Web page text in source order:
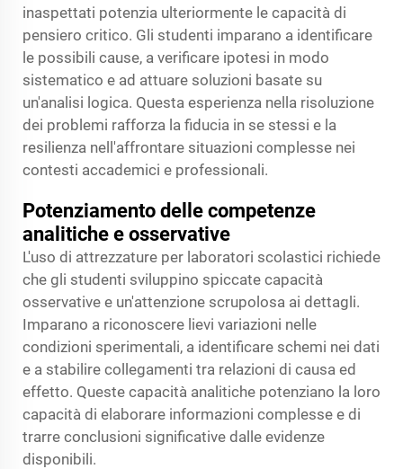
inaspettati potenzia ulteriormente le capacità di
pensiero critico. Gli studenti imparano a identificare
le possibili cause, a verificare ipotesi in modo
sistematico e ad attuare soluzioni basate su
un'analisi logica. Questa esperienza nella risoluzione
dei problemi rafforza la fiducia in se stessi e la
resilienza nell'affrontare situazioni complesse nei
contesti accademici e professionali.
Potenziamento delle competenze
analitiche e osservative
L'uso di attrezzature per laboratori scolastici richiede
che gli studenti sviluppino spiccate capacità
osservative e un'attenzione scrupolosa ai dettagli.
Imparano a riconoscere lievi variazioni nelle
condizioni sperimentali, a identificare schemi nei dati
e a stabilire collegamenti tra relazioni di causa ed
effetto. Queste capacità analitiche potenziano la loro
capacità di elaborare informazioni complesse e di
trarre conclusioni significative dalle evidenze
disponibili.